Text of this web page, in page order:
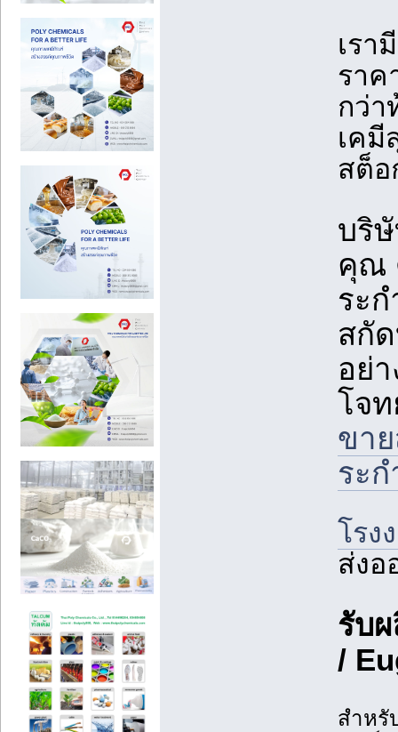
เรา
รา
กว่า
เคมี
สต็
บริ
คุณ
ระ
สกั
อย่
โจ
ขา
ระก
โรง
ส่งอ
รับ
/
สำหรั